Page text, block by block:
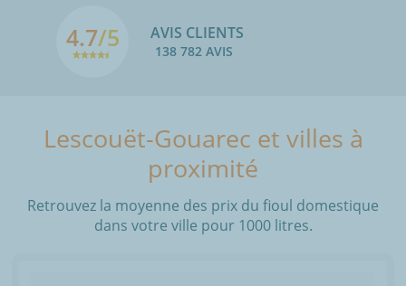
4.7/5 AVIS CLIENTS
138 782 AVIS
Lescouët-Gouarec et villes à
proximité
Retrouvez la moyenne des prix du fioul domestique
dans votre ville pour 1000 litres.